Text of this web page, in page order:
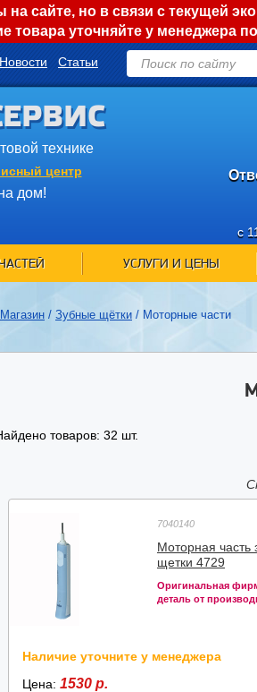
сайте, но в связи с текущей
товара уточняйте у менеджера
Новости Статьи
технике
центр
дом!
с
УСЛУГИ И ЦЕНЫ
Магазин / Зубные щётки / Моторные части
товаров: 32 шт.
7040140
Моторная часть
щетки 4729
Оригинальная
деталь от
Наличие уточните у менеджера
Цена: 1530 р.